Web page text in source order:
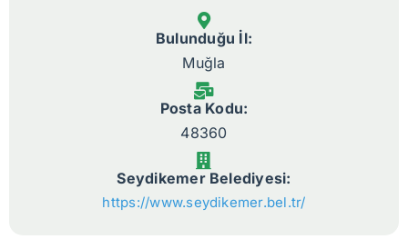
Bulunduğu İl:
Muğla
Posta Kodu:
48360
Seydikemer Belediyesi:
https://www.seydikemer.bel.tr/